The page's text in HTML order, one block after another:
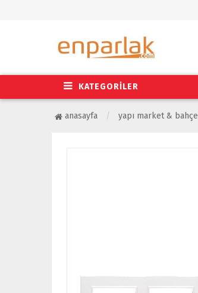
KATEGORİLER
anasayfa yapı market & bahçe